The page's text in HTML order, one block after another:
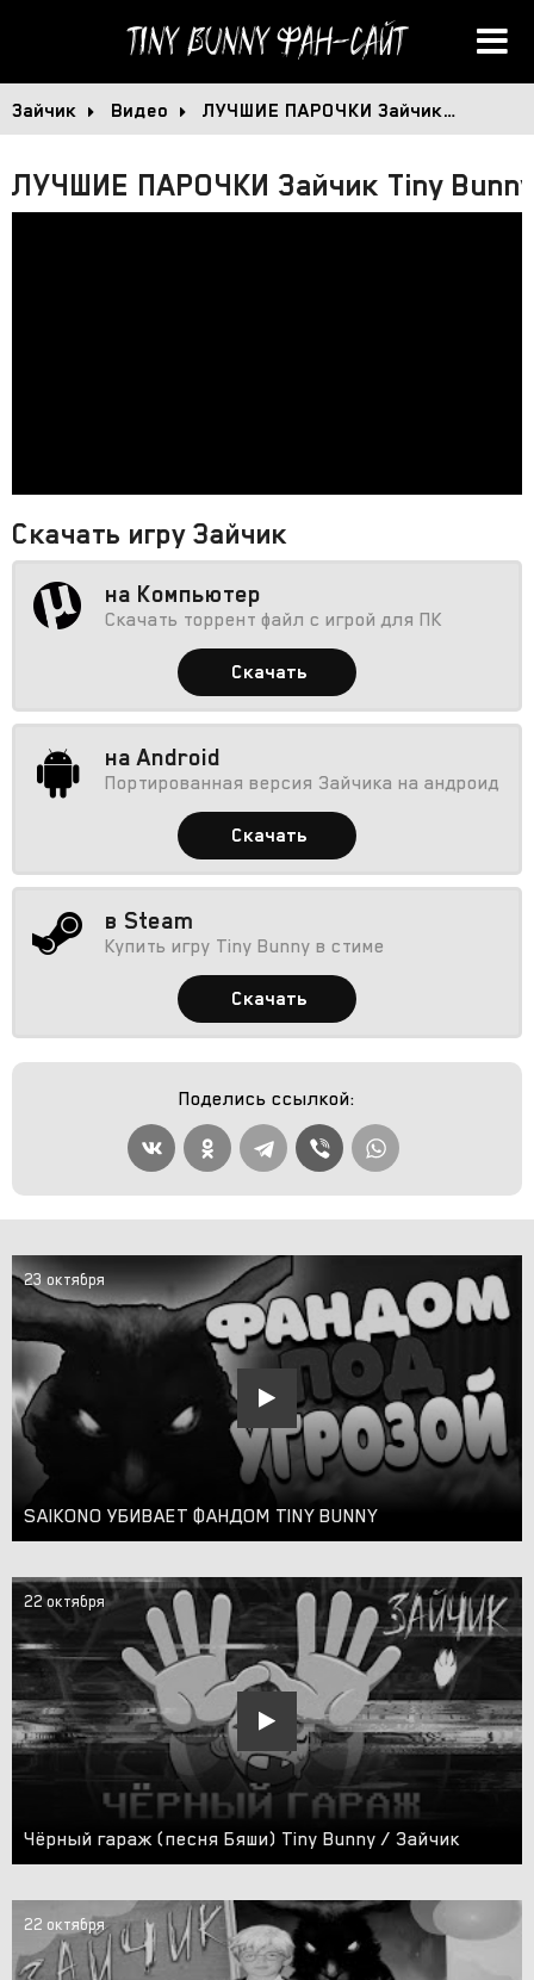
Tiny BunnyФан-сайт
Зайчик Видео ЛУЧШИЕ ПАРОЧКИ Зайчик…
ЛУЧШИЕ ПАРОЧКИ Зайчик Tiny
Скачать игру Зайчик
на Компьютер
Скачать торрент файл с игрой для ПК
Скачать
на Android
Портированная версия Зайчика на андроид
Скачать
в Steam
Купить игру Tiny Bunny в стиме
Скачать
Поделись ссылкой:
23 октября
SAIKONO УБИВАЕТ ФАНДОМ TINY BUNNY
22 октября
Чёрный гараж (песня Бяши) Tiny Bunny / Зайчик
22 октября